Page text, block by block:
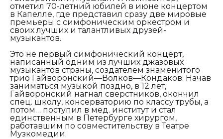
отметил 70-летний юбилей в июне концертом
в Капелле, где представил сразу две мировые
премьеры с симфоническим оркестром и
своих лучших и талантливых друзей-
музыкантов.
Это не первый симфонический концерт,
написанный одним из лучших джазовых
музыкантов страны, создателем знаменитого
трио Гайворонский—Волков—Кондаков. Начав
заниматься музыкой поздно, в 12 лет,
Гайворонский нагнал сверстников, окончил
спец. школу, консерваторию по классу трубы, а
потом… поступил в мед. институт и стал
единственным в Петербурге хирургом,
работавшим по совместительству в Театре
Музкомедии.